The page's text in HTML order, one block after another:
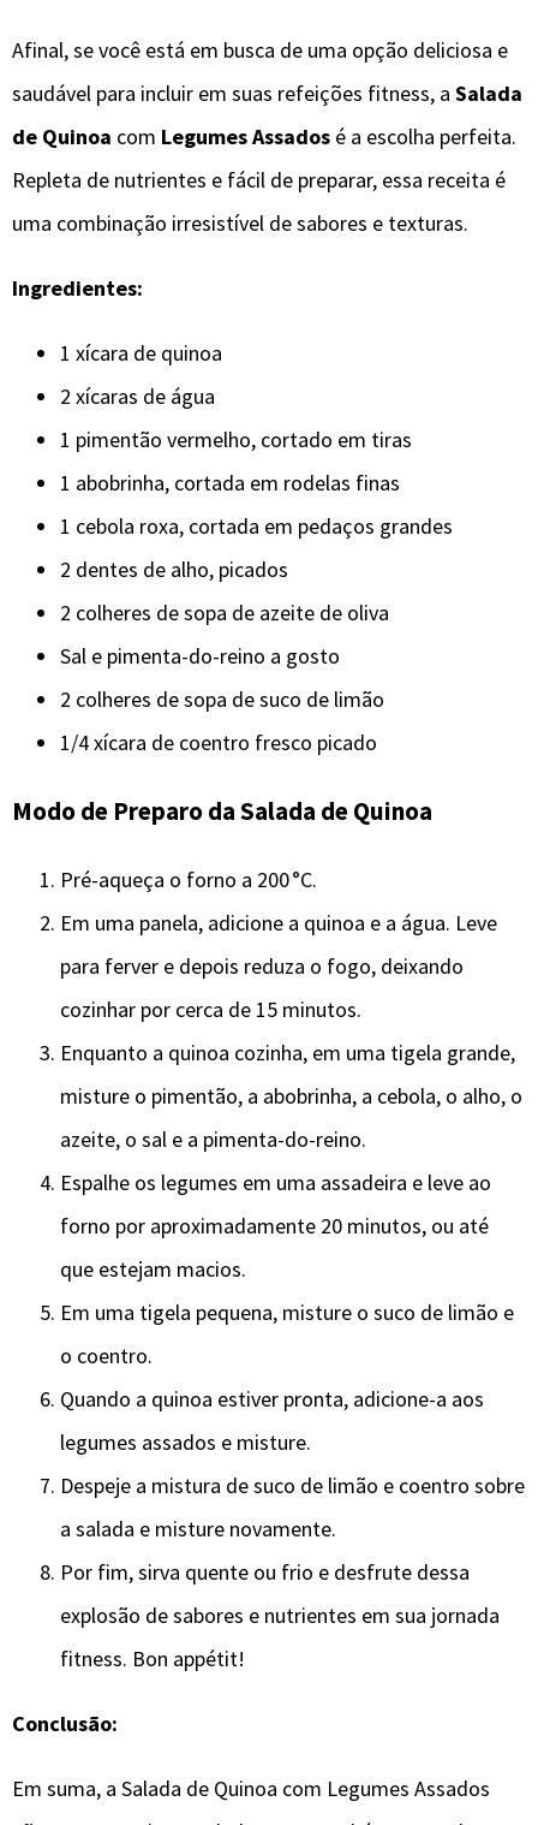
Afinal, se você está em busca de uma opção deliciosa e
saudável para incluir em suas refeições fitness, a Salada
de Quinoa com Legumes Assados é a escolha perfeita.
Repleta de nutrientes e fácil de preparar, essa receita é
uma combinação irresistível de sabores e texturas.
Ingredientes:
1 xícara de quinoa
2 xícaras de água
1 pimentão vermelho, cortado em tiras
1 abobrinha, cortada em rodelas finas
1 cebola roxa, cortada em pedaços grandes
2 dentes de alho, picados
2 colheres de sopa de azeite de oliva
Sal e pimenta-do-reino a gosto
2 colheres de sopa de suco de limão
1/4 xícara de coentro fresco picado
Modo de Preparo da Salada de Quinoa
Pré-aqueça o forno a 200 °C.
Em uma panela, adicione a quinoa e a água. Leve
para ferver e depois reduza o fogo, deixando
cozinhar por cerca de 15 minutos.
Enquanto a quinoa cozinha, em uma tigela grande,
misture o pimentão, a abobrinha, a cebola, o alho, o
azeite, o sal e a pimenta-do-reino.
Espalhe os legumes em uma assadeira e leve ao
forno por aproximadamente 20 minutos, ou até
que estejam macios.
Em uma tigela pequena, misture o suco de limão e
o coentro.
Quando a quinoa estiver pronta, adicione-a aos
legumes assados e misture.
Despeje a mistura de suco de limão e coentro sobre
a salada e misture novamente.
Por fim, sirva quente ou frio e desfrute dessa
explosão de sabores e nutrientes em sua jornada
fitness. Bon appétit!
Conclusão:
Em suma, a Salada de Quinoa com Legumes Assados